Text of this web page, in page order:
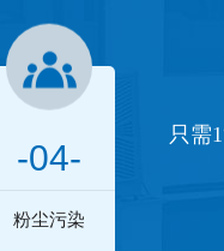
-04-
粉尘污染
只需